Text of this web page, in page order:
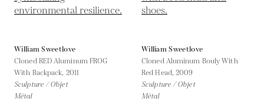
William Sweetlove
Cloned RED Aluminum FROG
With Backpack, 2011
Sculpture / Objet
Métal
William Sweetlove
Cloned Aluminum Bouly With
Red Head, 2009
Sculpture / Objet
Métal